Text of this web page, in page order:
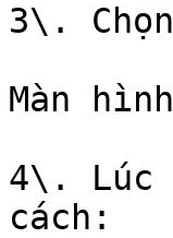
3\.
Màn
4\. Lúc
cách: